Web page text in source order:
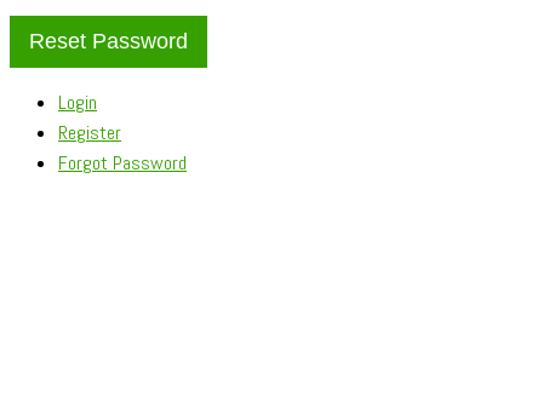
Login
Register
Forgot Password